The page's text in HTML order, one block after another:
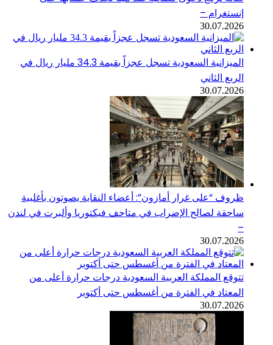
إنستغرام –
30.07.2026
الميزانية السعودية تسجل عجزاً بقيمة 34.3 مليار ريال في
الربع الثاني
30.07.2026
ظروف “على غرار أمازون”: أعضاء النقابة يصوتون بأغلبية
ساحقة لصالح الإضراب في متاحف فيكتوريا وألبرت في لندن
–
30.07.2026
تتوقع المملكة العربية السعودية درجات حرارة أعلى من
المعتاد في الفترة من أغسطس حتى أكتوبر
30.07.2026